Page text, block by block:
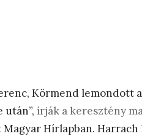
Körmend
után”, írják a keresztény
Hírlapban.